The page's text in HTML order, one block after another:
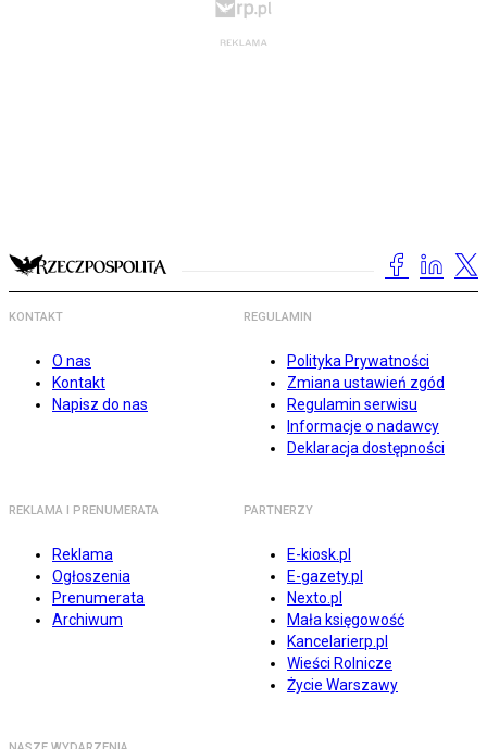
KONTAKT
O nas
Kontakt
Napisz do nas
REGULAMIN
Polityka Prywatności
Zmiana ustawień zgód
Regulamin serwisu
Informacje o nadawcy
Deklaracja dostępności
REKLAMA I PRENUMERATA
Reklama
Ogłoszenia
Prenumerata
Archiwum
PARTNERZY
E-kiosk.pl
E-gazety.pl
Nexto.pl
Mała księgowość
Kancelarierp.pl
Wieści Rolnicze
Życie Warszawy